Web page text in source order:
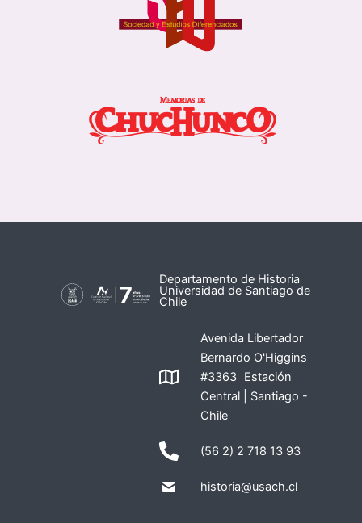
Departamento de Historia
Universidad de Santiago de
Chile
Avenida Libertador
Bernardo O'Higgins
#3363 Estación
Central | Santiago -
Chile
(56 2) 2 718 13 93
historia@usach.cl